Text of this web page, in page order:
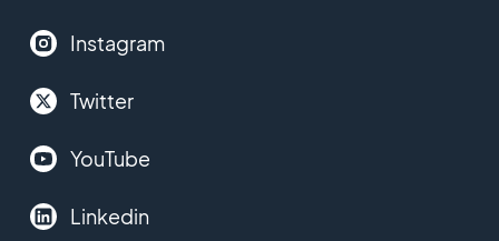
Instagram
Twitter
YouTube
Linkedin